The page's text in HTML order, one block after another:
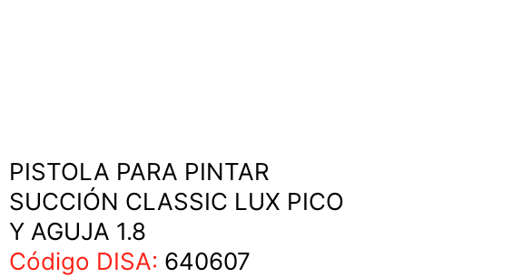
PISTOLA PARA PINTAR
SUCCIÓN CLASSIC LUX PICO
Y AGUJA 1.8
Código DISA: 640607